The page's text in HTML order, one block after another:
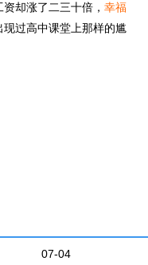
却涨了二三十倍， 幸福
过高中课堂上那样的尴
07-04